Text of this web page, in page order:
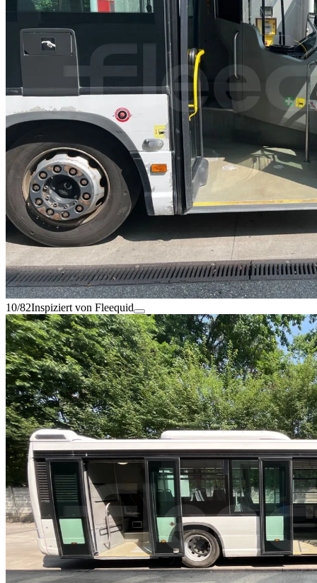
10/82Inspiziert von Fleequid